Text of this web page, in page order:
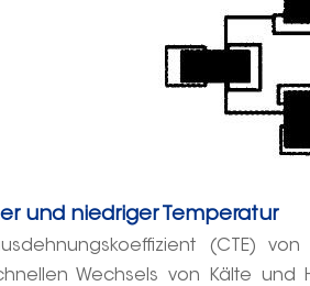
und niedriger Temperatur
(CTE)
Wechsels von Kälte und